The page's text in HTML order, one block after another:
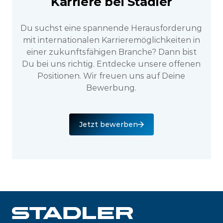
Du suchst eine spannende Herausforderung
mit internationalen Karrieremöglichkeiten in
einer zukunftsfähigen Branche? Dann bist
Du bei uns richtig. Entdecke unsere offenen
Positionen. Wir freuen uns auf Deine
Bewerbung.
Jetzt bewerben